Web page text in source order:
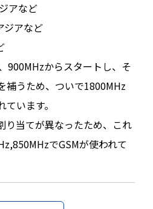
アなど
ジアなど
900MHzからスタートし、そ
補うため、ついで1800MHz
います。
り当てが異なったため、これ
でGSMが使われて